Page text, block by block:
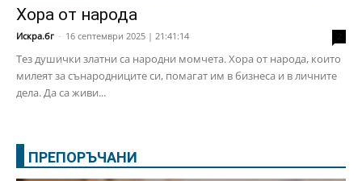
Хора от народа
Искра.бг - 16 септември 2025 | 21:41:14
Тез душички златни са народни момчета. Хора от народа, които
милеят за сънародниците си, помагат им в бизнеса и в личните
дела. Да са живи...
ПРЕПОРЪЧАНИ